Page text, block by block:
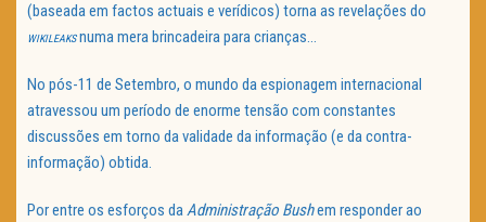
(baseada em factos actuais e verídicos) torna as revelações do
WIKILEAKSnuma mera brincadeira para crianças…
No pós-11 de Setembro, o mundo da espionagem internacional
atravessou um período de enorme tensão com constantes
discussões em torno da validade da informação (e da contra-
informação) obtida.
Por entre os esforços daAdministração Bushem responder ao